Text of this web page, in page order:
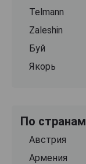
Telmann
Zaleshin
Буй
Якорь
По странам
Австрия
Армения